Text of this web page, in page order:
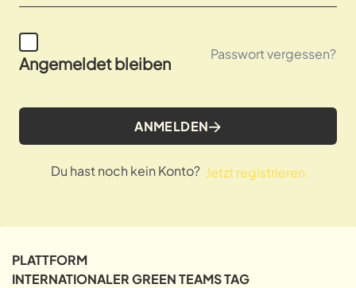
Angemeldet bleiben Passwort vergessen?
ANMELDEN
Du hast noch kein Konto? Jetzt registrieren
PLATTFORM
INTERNATIONALER GREEN TEAMS TAG